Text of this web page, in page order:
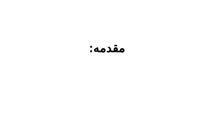
مقدمه: